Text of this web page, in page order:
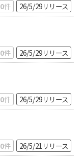
0件 26/5/29リリース
0件 26/5/29リリース
0件 26/5/29リリース
0件 26/5/21 リリース